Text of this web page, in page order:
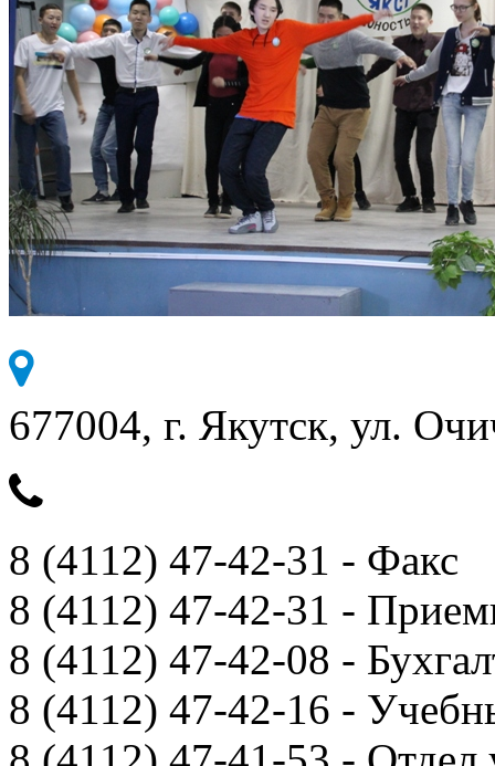
677004, г. Якутск, ул.
8 (4112) 47-42-31 - Факс
8 (4112) 47-42-31 -
8 (4112) 47-42-08 -
8 (4112) 47-42-16 -